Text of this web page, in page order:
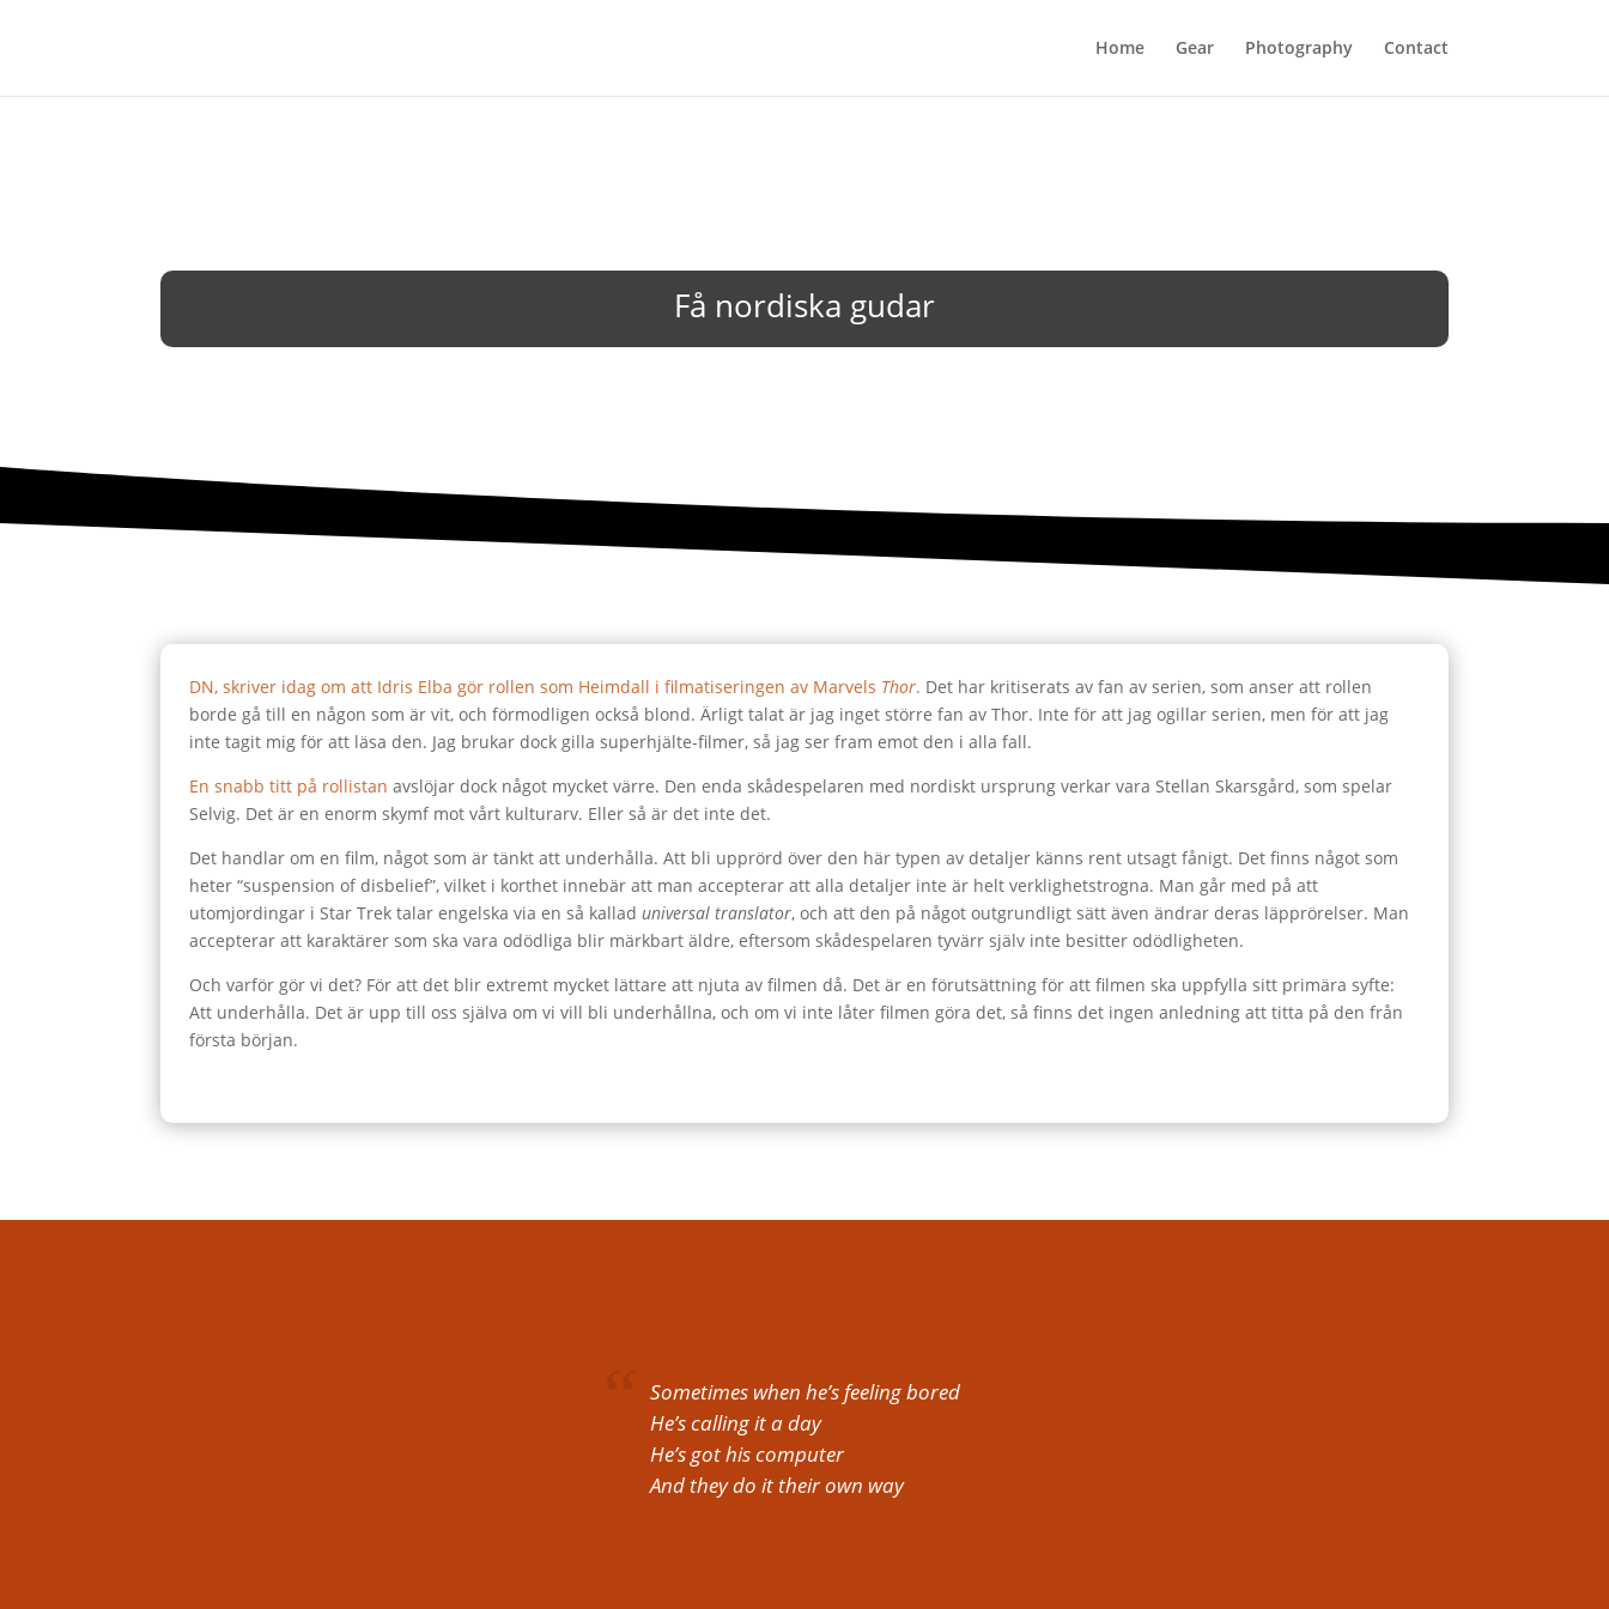
Home Gear Photography Contact
Få nordiska gudar
DN, skriver idag om att Idris Elba gör rollen som Heimdall i filmatiseringen av Marvels Thor. Det har kritiserats av fan av serien, som anser att rollen
borde gå till en någon som är vit, och förmodligen också blond. Ärligt talat är jag inget större fan av Thor. Inte för att jag ogillar serien, men för att jag
inte tagit mig för att läsa den. Jag brukar dock gilla superhjälte-filmer, så jag ser fram emot den i alla fall.
En snabb titt på rollistan avslöjar dock något mycket värre. Den enda skådespelaren med nordiskt ursprung verkar vara Stellan Skarsgård, som spelar
Selvig. Det är en enorm skymf mot vårt kulturarv. Eller så är det inte det.
Det handlar om en film, något som är tänkt att underhålla. Att bli upprörd över den här typen av detaljer känns rent utsagt fånigt. Det finns något som
heter “suspension of disbelief”, vilket i korthet innebär att man accepterar att alla detaljer inte är helt verklighetstrogna. Man går med på att
utomjordingar i Star Trek talar engelska via en så kalladuniversal translator, och att den på något outgrundligt sätt även ändrar deras läpprörelser. Man
accepterar att karaktärer som ska vara odödliga blir märkbart äldre, eftersom skådespelaren tyvärr själv inte besitter odödligheten.
Och varför gör vi det? För att det blir extremt mycket lättare att njuta av filmen då. Det är en förutsättning för att filmen ska uppfylla sitt primära syfte:
Att underhålla. Det är upp till oss själva om vi vill bli underhållna, och om vi inte låter filmen göra det, så finns det ingen anledning att titta på den från
första början.
Sometimes when he’s feeling bored
He’s calling it a day
He’s got his computer
And they do it their own way